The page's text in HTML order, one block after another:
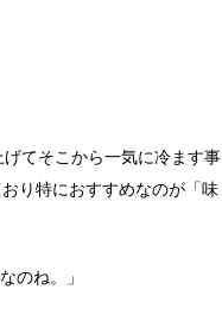
てそこから一気に冷ます事
り特におすすめなのが「味
のね。」